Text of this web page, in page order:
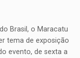
Brasil, o Maracatu
tema de exposição
evento, de sexta a